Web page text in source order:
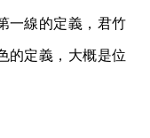
一線的定義，君竹
的定義，大概是位